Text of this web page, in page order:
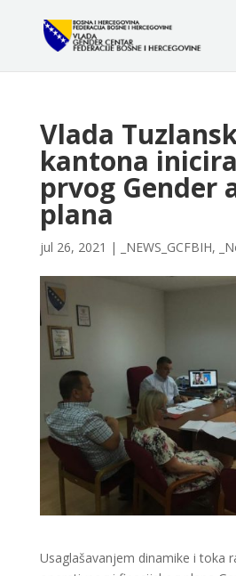
Vlada
kantona
prvog Gender
plana
jul 26, 2021 | _NEWS_GCFBIH,
Usaglašavanjem dinamike i toka